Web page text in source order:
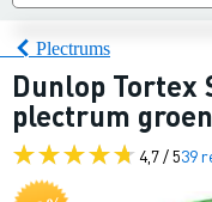
Plectrums
Dunlop Tortex
plectrum groen
4,7 / 539